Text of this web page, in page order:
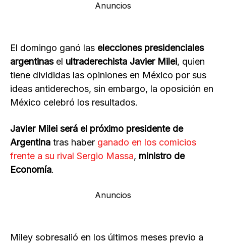
Anuncios
El domingo ganó las elecciones presidenciales
argentinasel ultraderechista Javier Milei, quien
tiene divididas las opiniones en México por sus
ideas antiderechos, sin embargo, la oposición en
México celebró los resultados.
Javier Milei será el próximo presidente de
Argentina tras haber ganado en los comicios
frente a su rival Sergio Massa, ministro de
Economía.
Anuncios
Miley sobresalió en los últimos meses previo a